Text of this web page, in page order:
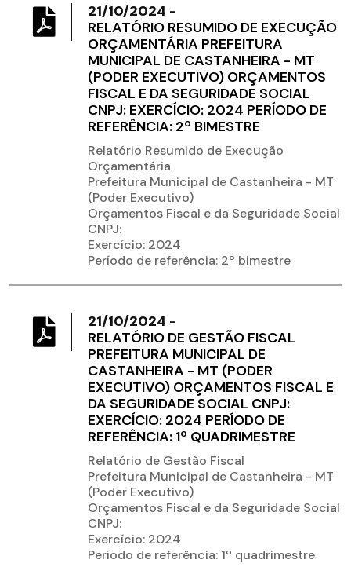
21/10/2024 -
RELATÓRIO RESUMIDO DE EXECUÇÃO
ORÇAMENTÁRIA PREFEITURA
MUNICIPAL DE CASTANHEIRA - MT
(PODER EXECUTIVO) ORÇAMENTOS
FISCAL E DA SEGURIDADE SOCIAL
CNPJ: EXERCÍCIO: 2024 PERÍODO DE
REFERÊNCIA: 2º BIMESTRE
Relatório Resumido de Execução
Orçamentária
Prefeitura Municipal de Castanheira - MT
(Poder Executivo)
Orçamentos Fiscal e da Seguridade Social
CNPJ:
Exercício: 2024
Período de referência: 2º bimestre
21/10/2024 -
RELATÓRIO DE GESTÃO FISCAL
PREFEITURA MUNICIPAL DE
CASTANHEIRA - MT (PODER
EXECUTIVO) ORÇAMENTOS FISCAL E
DA SEGURIDADE SOCIAL CNPJ:
EXERCÍCIO: 2024 PERÍODO DE
REFERÊNCIA: 1º QUADRIMESTRE
Relatório de Gestão Fiscal
Prefeitura Municipal de Castanheira - MT
(Poder Executivo)
Orçamentos Fiscal e da Seguridade Social
CNPJ:
Exercício: 2024
Período de referência: 1º quadrimestre